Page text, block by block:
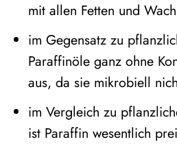
mit allen Fetten und
im Gegensatz zu
Paraffinöle ganz ohne
aus, da sie mikrobiell
im Vergleich zu
ist Paraffin wesentlich